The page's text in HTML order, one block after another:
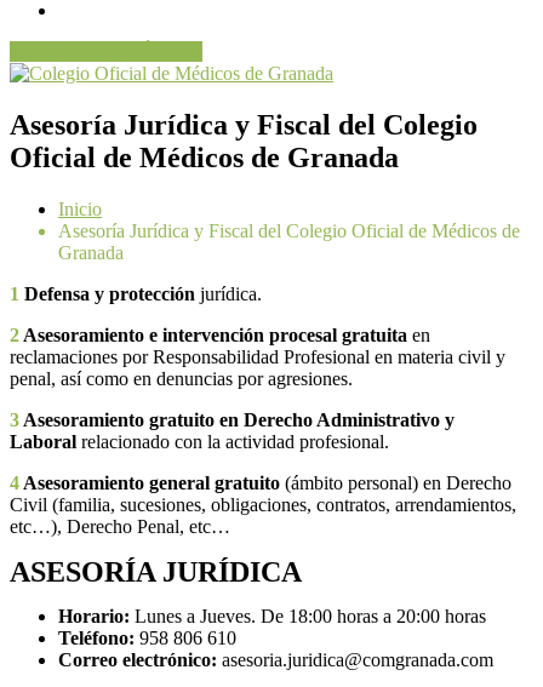
Asesoría Jurídica y Fiscal del Colegio
Oficial de Médicos de Granada
Inicio
Asesoría Jurídica y Fiscal del Colegio Oficial de Médicos de
Granada
1 Defensa y protección jurídica.
2 Asesoramiento e intervención procesal gratuita en
reclamaciones por Responsabilidad Profesional en materia civil y
penal, así como en denuncias por agresiones.
3 Asesoramiento gratuito en Derecho Administrativo y
Laboral relacionado con la actividad profesional.
4 Asesoramiento general gratuito (ámbito personal) en Derecho
Civil (familia, sucesiones, obligaciones, contratos, arrendamientos,
etc…), Derecho Penal, etc…
ASESORÍA JURÍDICA
Horario: Lunes a Jueves. De 18:00 horas a 20:00 horas
Teléfono: 958 806 610
Correo electrónico: asesoria.juridica@comgranada.com